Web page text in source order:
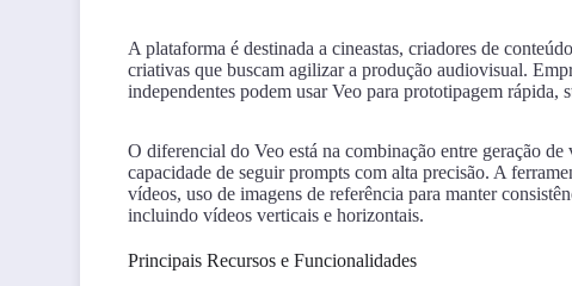
A plataforma é destinada a cineastas, criadores de
criativas que buscam agilizar a produção audiovisual.
independentes podem usar Veo para prototipagem
O diferencial do Veo está na combinação entre geração
capacidade de seguir prompts com alta precisão. A
vídeos, uso de imagens de referência para manter
incluindo vídeos verticais e horizontais.
Principais Recursos e Funcionalidades